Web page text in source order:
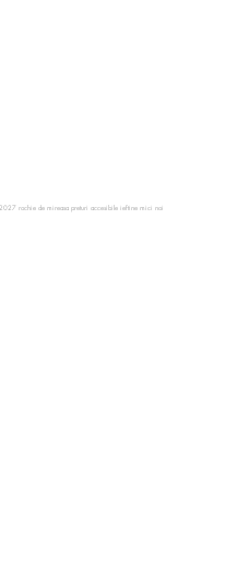
rochie de mireasa preturi accesibile ieftine mici noi